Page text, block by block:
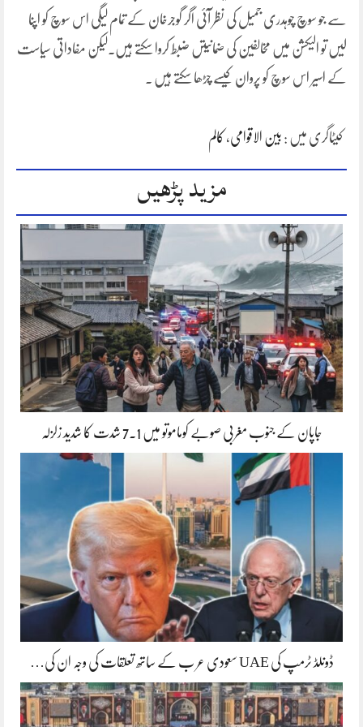
سے جو سوچ چوہدری جمیل کی نظر آئی اگر گوجرخان کے تمام لیگی اس سوچ کو اپنا
لیں تو الیکشن میں مخالفین کی ضمانیتں ضبط کروا سکتے ہیں۔لیکن مفاداتی سیاست
کے اسیر اس سوچ کو پروان کیسے چڑھا سکتے ہیں ۔
کیٹاگری میں : بین الاقوامی، کالم
مزید پڑھیں
جاپان کے جنوب مغربی صوبے کوماموتو میں 7.1 شدت کا شدید زلزلہ
ڈونلڈ ٹرمپ کی UAE سعودی عر ب کے ساتھ تعلقات کی وجہ ان کی…